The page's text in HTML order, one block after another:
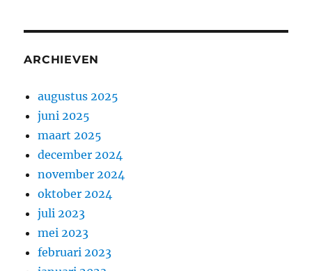
ARCHIEVEN
augustus 2025
juni 2025
maart 2025
december 2024
november 2024
oktober 2024
juli 2023
mei 2023
februari 2023